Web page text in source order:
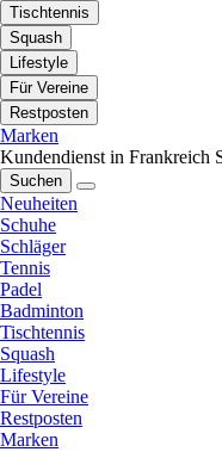
Tischtennis
Squash
Lifestyle
Für Vereine
Restposten
Marken
Kundendienst in Frankreich
Suchen
Neuheiten
Schuhe
Schläger
Tennis
Padel
Badminton
Tischtennis
Squash
Lifestyle
Für Vereine
Restposten
Marken